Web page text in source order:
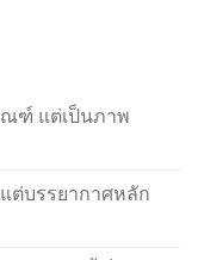
ณฑ์ แต่เป็นภาพ
ต่บรรยากาศหลัก